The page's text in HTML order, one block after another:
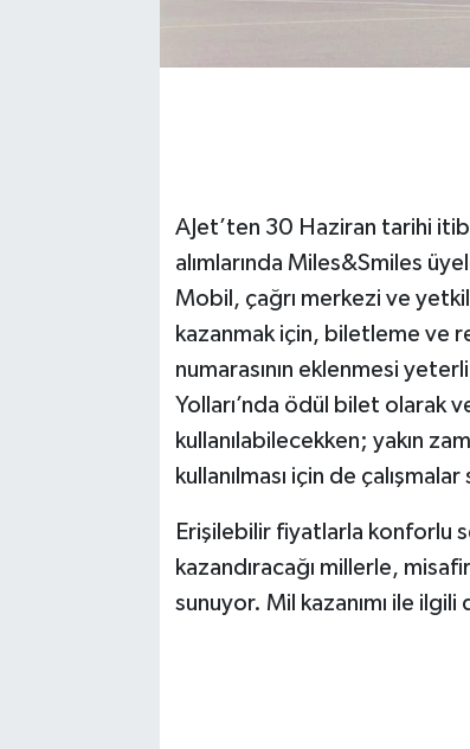
AJet’ten 30 Haziran tarihi
alımlarında Miles&Smiles
Mobil, çağrı merkezi ve
kazanmak için, biletleme ve
numarasının eklenmesi
Yolları’nda ödül bilet olarak
kullanılabilecekken; yakın
kullanılması için de
Erişilebilir fiyatlarla konforlu
kazandıracağı millerle,
sunuyor. Mil kazanımı ile